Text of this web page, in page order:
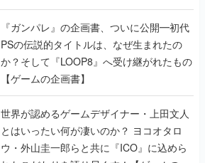
書】
『ガンパレ』の企画書、ついに公開━初代
PSの伝説的タイトルは、なぜ生まれたの
か？そして『LOOP8』へ受け継がれたもの
【ゲームの企画書】
世界が認めるゲームデザイナー・上田文人
とはいったい何が凄いのか？ ヨコオタロ
ウ・外山圭一郎らと共に『ICO』に込めら